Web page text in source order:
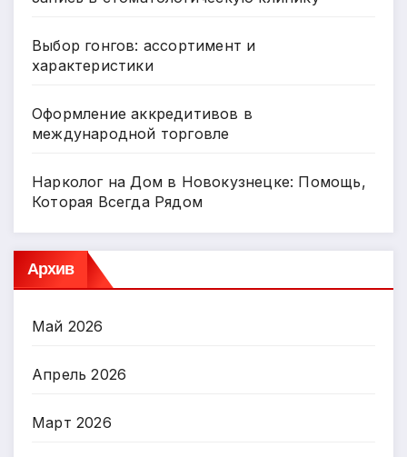
Выбор гонгов: ассортимент и
характеристики
Оформление аккредитивов в
международной торговле
Нарколог на Дом в Новокузнецке: Помощь,
Которая Всегда Рядом
Архив
Май 2026
Апрель 2026
Март 2026